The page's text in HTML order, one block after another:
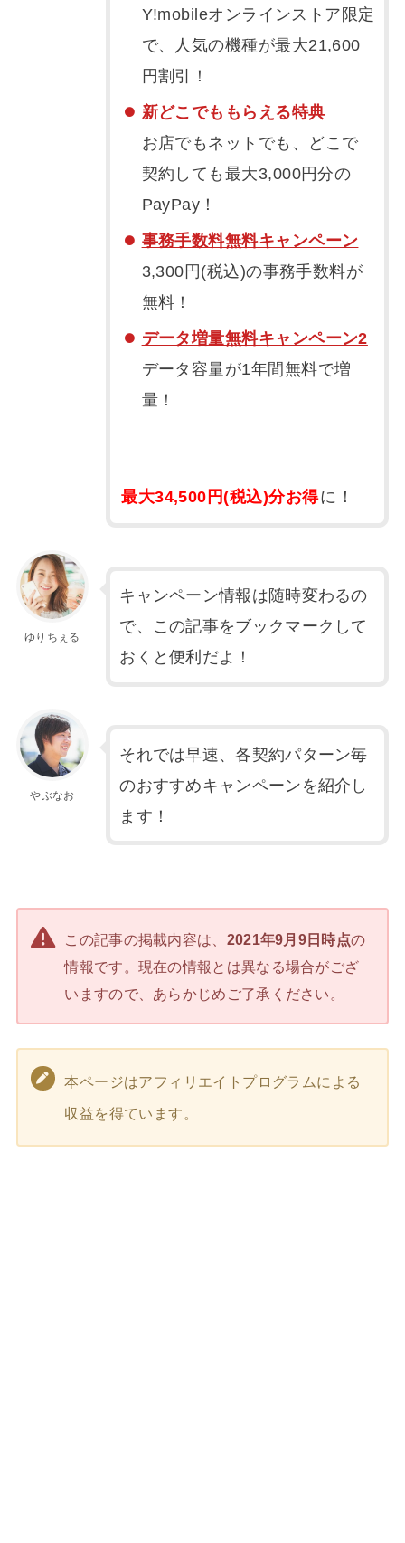
Y!mobileオンラインストア限定
で、人気の機種が最大21,600
円割引！
新どこでももらえる特典
お店でもネットでも、どこで
契約しても最大3,000円分の
PayPay！
事務手数料無料キャンペーン
3,300円(税込)の事務手数料が
無料！
データ増量無料キャンペーン2
データ容量が1年間無料で増
量！
最大34,500円(税込)分お得に！
ゆりちぇる
キャンペーン情報は随時変わるの
で、この記事をブックマークして
おくと便利だよ！
やぶなお
それでは早速、各契約パターン毎
のおすすめキャンペーンを紹介し
ます！
この記事の掲載内容は、 2021年9月9日時点の
情報です。現在の情報とは異なる場合がござ
いますので、あらかじめご了承ください。
本ページはアフィリエイトプログラムによる
収益を得ています。